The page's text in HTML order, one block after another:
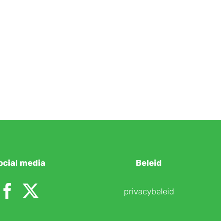
media Beleid
privacybeleid